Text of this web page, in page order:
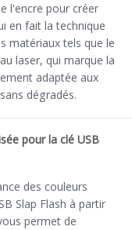
l'encre pour créer
en fait la technique
matériaux tels que le
laser, qui marque la
adaptée aux
dégradés.
pour la clé USB
des couleurs
Slap Flash à partir
permet de